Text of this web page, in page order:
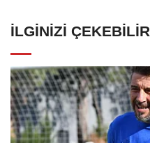
İLGINIZI ÇEKEBILIR